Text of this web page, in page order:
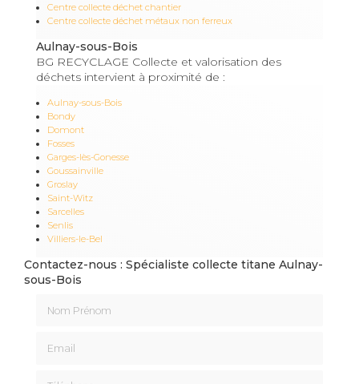
Centre collecte déchet chantier
Centre collecte déchet métaux non ferreux
Aulnay-sous-Bois
BG RECYCLAGE Collecte et valorisation des
déchets intervient à proximité de :
Aulnay-sous-Bois
Bondy
Domont
Fosses
Garges-lès-Gonesse
Goussainville
Groslay
Saint-Witz
Sarcelles
Senlis
Villiers-le-Bel
Contactez-nous : Spécialiste collecte titane Aulnay-
sous-Bois